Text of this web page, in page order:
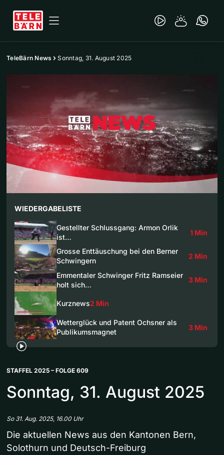
TeleBärn News Sonntag, 31. August 2025
WIEDERGABELISTE
Gestellter Schlussgang: Armon Orlik
ist…
1 Min
Grosse Enttäuschung bei den Berner
Schwingern
2 Min
Emmentaler Schwinger Fritz Ramseier
holt sich…
3 Min
Kurznews2 Min
Wetterglück und Patent Ochsner als
Publikumsmagnet
3 Min
STAFFEL 2025 – FOLGE 609
Sonntag, 31. August 2025
So 31. Aug. 2025, 16.00 Uhr
Die aktuellen News aus den Kantonen Bern,
Solothurn und Deutsch-Freiburg